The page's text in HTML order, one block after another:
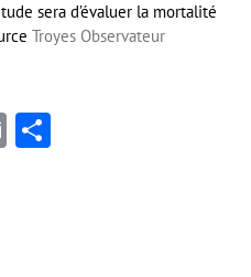
sera d’évaluer la mortalité
Troyes Observateur
Email